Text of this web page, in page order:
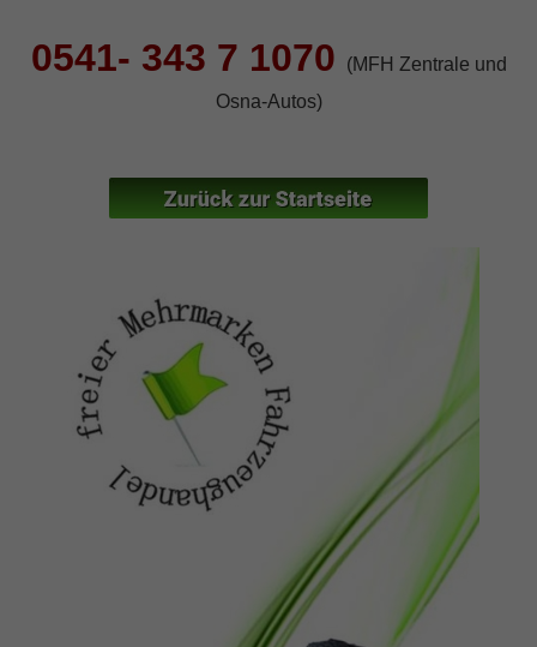
0541- 343 7 1070
(MFH Zentrale und
Osna-Autos)